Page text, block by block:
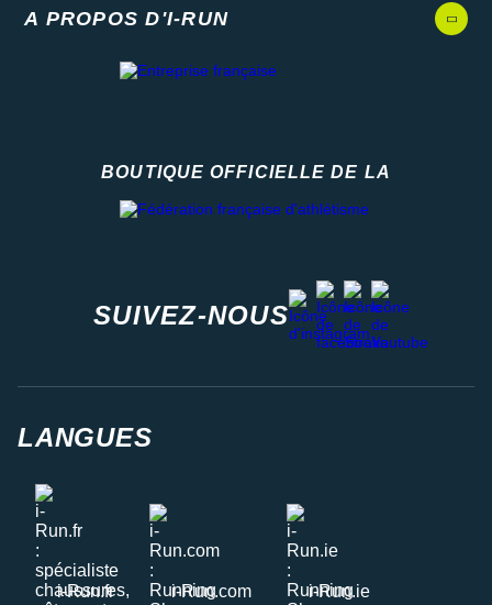
A PROPOS D'I-RUN
BOUTIQUE OFFICIELLE DE LA
SUIVEZ-NOUS
instagram
facebook
stravayoutube
LANGUES
i-Run.fr i-Run.com i-Run.ie